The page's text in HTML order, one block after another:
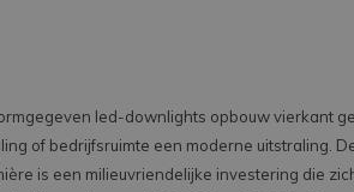
led-downlights opbouw vierkant
of bedrijfsruimte een moderne uitstraling.
is een milieuvriendelijke investering die